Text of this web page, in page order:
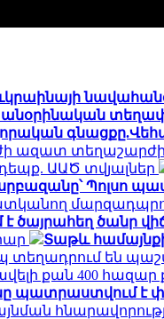
անօրինական
ազատ տեղաշարժի
ԱԱԾ տվյալներ
Պոլսո
է ծայրահեղ ծանր
Տաթև
են
քան 400
պատրաստվում է